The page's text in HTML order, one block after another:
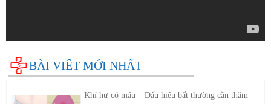
BÀI VIẾT MỚI NHẤT
Khí hư có máu – Dấu hiệu bất thường cần thăm